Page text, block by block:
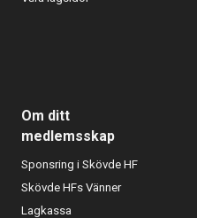
Om ditt
medlemsskap
Sponsring i Skövde HF
Skövde HFs Vänner
Lagkassa